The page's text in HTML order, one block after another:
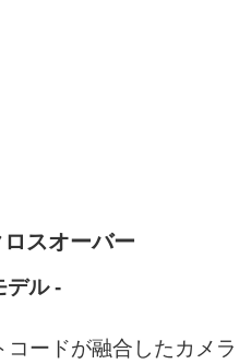
スオーバー
デル -
ードが融合したカメラ